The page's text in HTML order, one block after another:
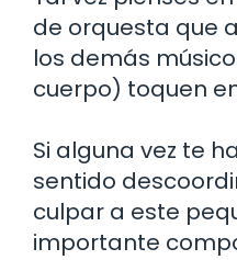
de orquesta que
los demás
cuerpo) toquen
Si alguna vez te
sentido
culpar a este
importante